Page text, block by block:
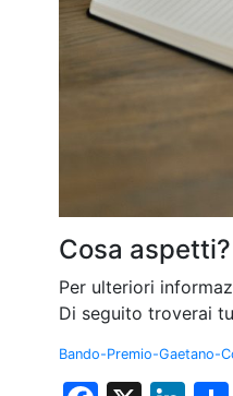
Cosa
Per ulteriori
Di seguito troverai
Bando-Premio-Gaetano-